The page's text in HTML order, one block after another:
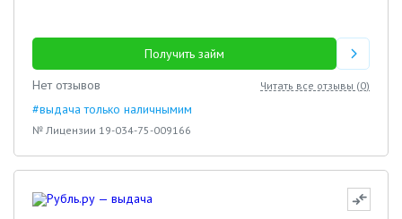
Получить займ
Нет отзывов
Читать все отзывы (0)
#выдача только наличнымим
№ Лицензии 19-034-75-009166